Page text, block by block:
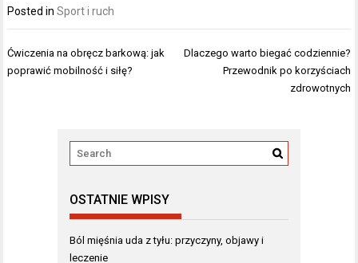
Posted inSport i ruch
Nawigacja
wpisu
Ćwiczenia na obręcz barkową: jak
poprawić mobilność i siłę?
Dlaczego warto biegać codziennie?
Przewodnik po korzyściach
zdrowotnych
OSTATNIE WPISY
Ból mięśnia uda z tyłu: przyczyny, objawy i
leczenie